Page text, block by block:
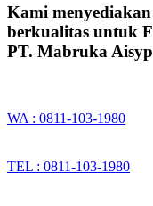
Kami
berkualitas untuk
PT. Mabruka
WA : 0811-103-1980
TEL : 0811-103-1980